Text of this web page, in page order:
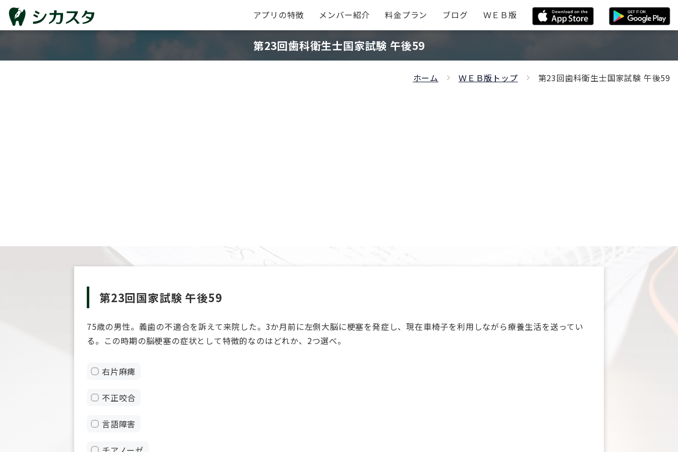
アプリの特徴 メンバー紹介 料金プラン ブログ ＷＥＢ版
第23回歯科衛生士国家試験 午後59
ホーム ＷＥＢ版トップ 第23回歯科衛生士国家試験 午後59
第23回国家試験 午後59
75歳の男性。義歯の不適合を訴えて来院した。3か月前に左側大脳に梗塞を発症し、現在車椅子を利用しながら療養生活を送ってい
る。この時期の脳梗塞の症状として特徴的なのはどれか、2つ選べ。
右片麻痺
不正咬合
言語障害